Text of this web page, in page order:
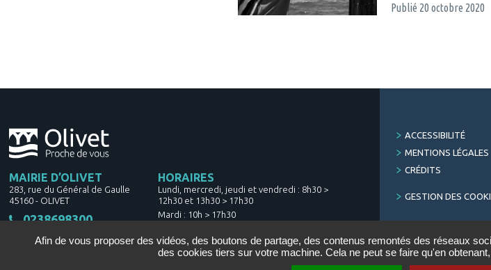
Afin de vous proposer des vidéos, des boutons de partage, des contenus remontés des réseaux
des cookies tiers sur votre machine. Cela ne peut se faire qu'en
Publié 20 octobre 2020
MAIRIE D’OLIVET
283, rue du Général de Gaulle
45160 - OLIVET
0238698300
CONTACTEZ-NOUS
HORAIRES
Lundi, mercredi, jeudi et vendredi : 8h30 >
12h30 et 13h30 > 17h30
Mardi : 10h > 17h30
FOOTER
ACCESSIBILITÉ
MENTIONS LÉGALES
CRÉDITS
GESTION DES